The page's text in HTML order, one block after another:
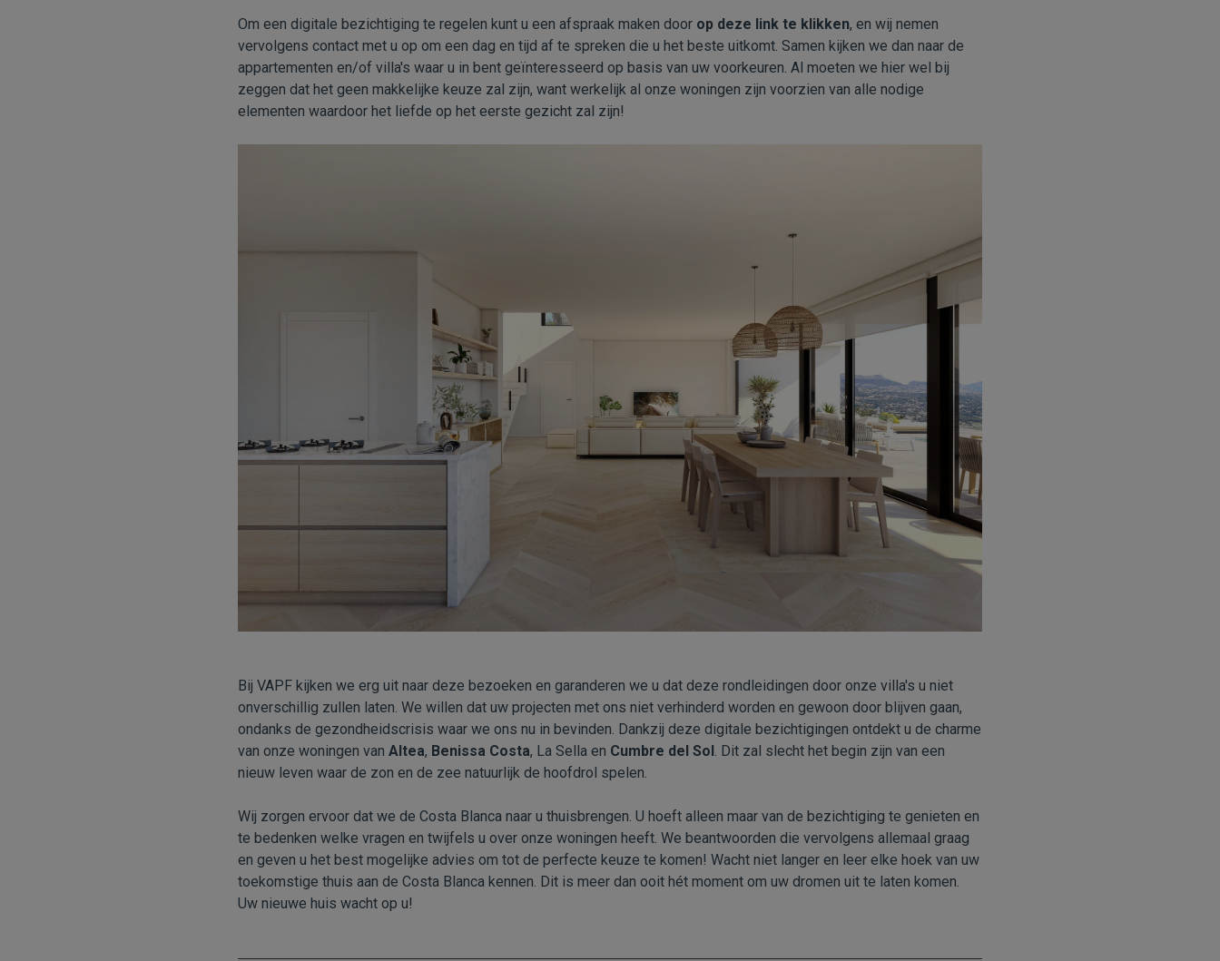
Om een digitale bezichtiging te regelen kunt u een afspraak maken door op deze link te klikken, en wij nemen
vervolgens contact met u op om een dag en tijd af te spreken die u het beste uitkomt. Samen kijken we dan naar de
appartementen en/of villa's waar u in bent geïnteresseerd op basis van uw voorkeuren. Al moeten we hier wel bij
zeggen dat het geen makkelijke keuze zal zijn, want werkelijk al onze woningen zijn voorzien van alle nodige
elementen waardoor het liefde op het eerste gezicht zal zijn!
Bij VAPF kijken we erg uit naar deze bezoeken en garanderen we u dat deze rondleidingen door onze villa's u niet
onverschillig zullen laten. We willen dat uw projecten met ons niet verhinderd worden en gewoon door blijven gaan,
ondanks de gezondheidscrisis waar we ons nu in bevinden. Dankzij deze digitale bezichtigingen ontdekt u de charme
van onze woningen van Altea, Benissa Costa, La Sella en Cumbre del Sol . Dit zal slecht het begin zijn van een
nieuw leven waar de zon en de zee natuurlijk de hoofdrol spelen.
Wij zorgen ervoor dat we de Costa Blanca naar u thuisbrengen. U hoeft alleen maar van de bezichtiging te genieten en
te bedenken welke vragen en twijfels u over onze woningen heeft. We beantwoorden die vervolgens allemaal graag
en geven u het best mogelijke advies om tot de perfecte keuze te komen! Wacht niet langer en leer elke hoek van uw
toekomstige thuis aan de Costa Blanca kennen. Dit is meer dan ooit hét moment om uw dromen uit te laten komen.
Uw nieuwe huis wacht op u!